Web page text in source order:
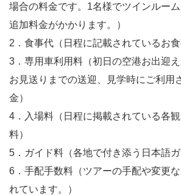
場合の料金です。1名様でツインルー
追加料金がかかります。）
2．食事代（日程に記載されているお食
3．専用車利用料（初日の空港お出迎
お見送りまでの送迎、見学時にご利用
金）
4．入場料（日程に掲載されている各
料）
5．ガイド料（各地で付き添う日本語ガ
6．手配手数料（ツアーの手配や変更
れています。）